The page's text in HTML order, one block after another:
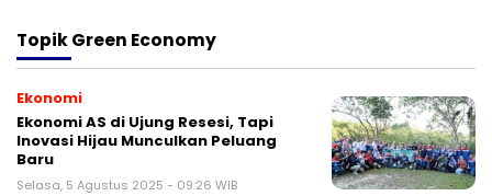
TopikGreen Economy
Ekonomi
Ekonomi AS di Ujung Resesi, Tapi
Inovasi Hijau Munculkan Peluang
Baru
Selasa, 5 Agustus 2025 - 09:26 WIB